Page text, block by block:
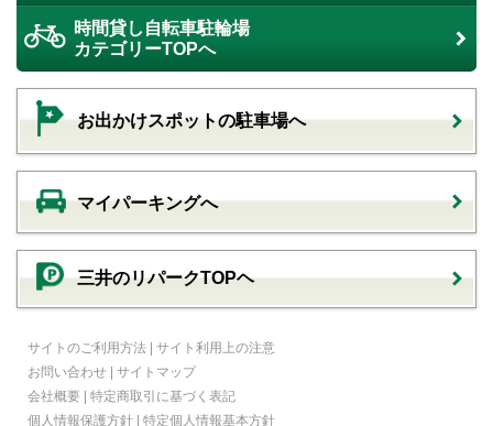
時間貸し自転車駐輪場
カテゴリーTOPへ
お出かけスポットの駐車場へ
マイパーキングへ
三井のリパークTOPヘ
サイトのご利用方法 | サイト利用上の注意
お問い合わせ | サイトマップ
会社概要 | 特定商取引に基づく表記
個人情報保護方針 | 特定個人情報基本方針